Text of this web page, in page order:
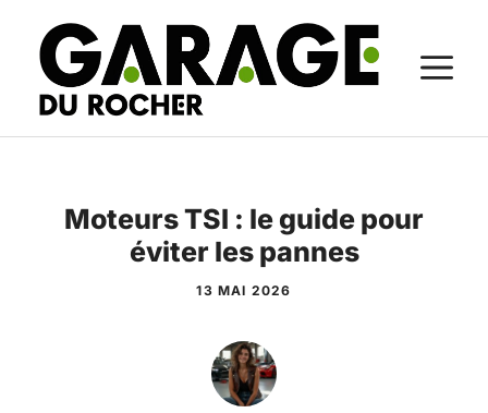
contenu
Moteurs TSI : le guide pour
éviter les pannes
13 MAI 2026